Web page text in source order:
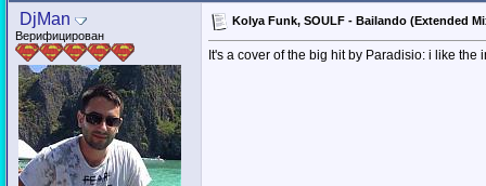
DjMan
Верифицирован
Kolya Funk, SOULF - Bailando (Extended
It's a cover of the big hit by Paradisio: i like